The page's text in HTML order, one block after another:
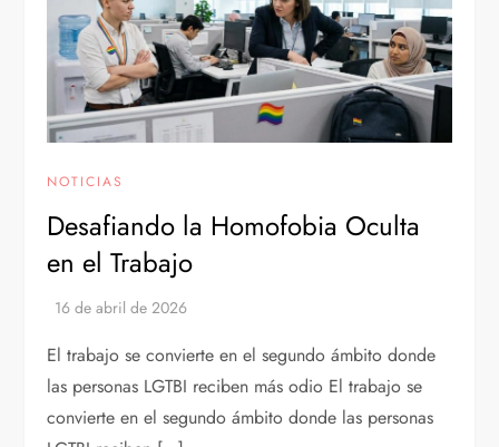
NOTICIAS
Desafiando la Homofobia Oculta
en el Trabajo
El trabajo se convierte en el segundo ámbito donde
las personas LGTBI reciben más odio El trabajo se
convierte en el segundo ámbito donde las personas